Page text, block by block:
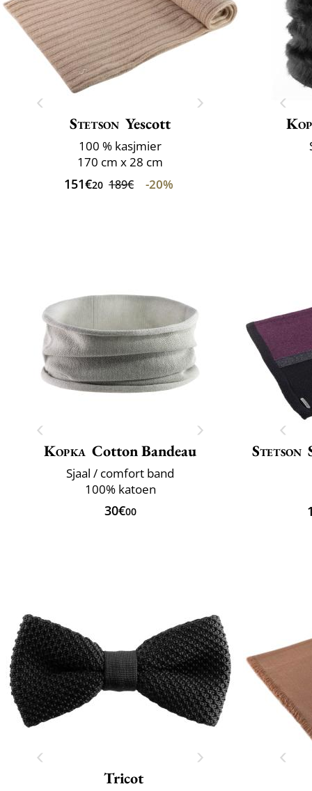
Stetson Yescott
100 % kasjmier
170 cm x 28 cm
151€20 189€ -20%
Kopka Cotton Bandeau
Sjaal / comfort band
100% katoen
30€00
Stetson
Tricot